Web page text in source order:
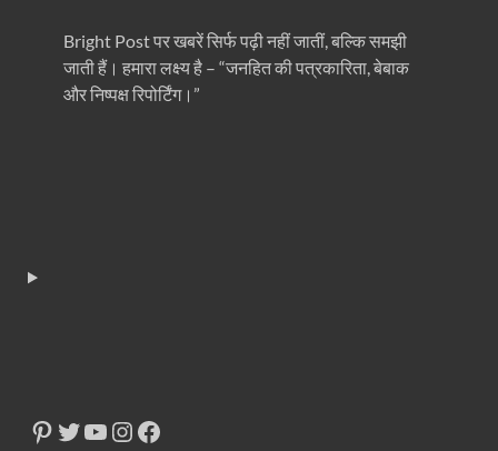
Bright Post पर खबरें सिर्फ पढ़ी नहीं जातीं, बल्कि समझी
जाती हैं। हमारा लक्ष्य है – “जनहित की पत्रकारिता, बेबाक
और निष्पक्ष रिपोर्टिंग।”